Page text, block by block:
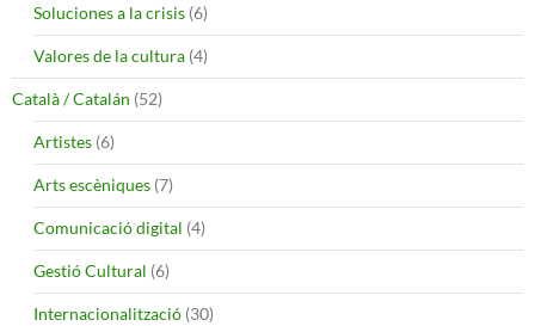
Soluciones a la crisis (6)
Valores de la cultura (4)
Català / Catalán (52)
Artistes (6)
Arts escèniques (7)
Comunicació digital (4)
Gestió Cultural (6)
Internacionalització (30)